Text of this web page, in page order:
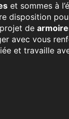
et sommes à
disposition
de
avec vous
et travaille